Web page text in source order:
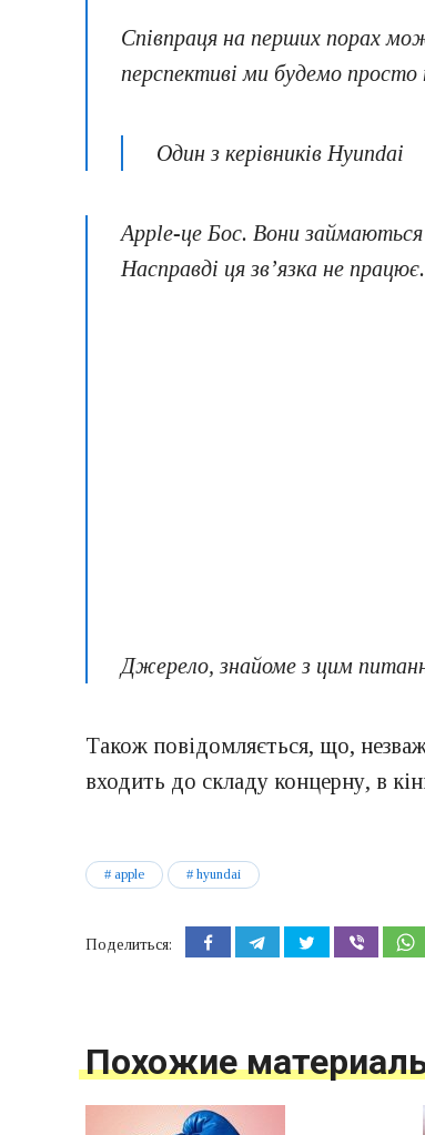
Співпраця на перших порах
перспективі ми будемо просто
Один з керівників Hyundai
Apple-це Бос. Вони
Насправді ця зв’язка не працює.
Джерело, знайоме з цим
Також повідомляється, що,
входить до складу концерну, в
apple hyundai
Поделиться:
Похожие